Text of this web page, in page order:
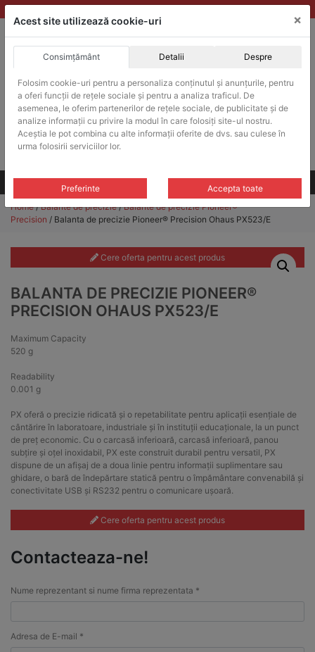
Skip
to
ACHIZITII PUBLICE
Produsele pot fi achizitionate si in sistemul SEAP / SICAP
Products
search
CAUTARE
Toate produsele
Home/Balante de precizie/Balante de precizie Pioneer®
Precision / Balanta de precizie Pioneer® Precision Ohaus PX523/E
Cere oferta pentru acest produs
BALANTA DE PRECIZIE PIONEER®
PRECISION OHAUS PX523/E
Maximum Capacity
520 g
Readability
0.001 g
PX oferă o precizie ridicată și o repetabilitate pentru aplicații esențiale de
cântărire în laboratoare, industriale și în instituții educaționale, la un punct
de preț economic. Cu o carcasă inferioară, carcasă inferioară, panou
subțire și oțel inoxidabil, PX este construit durabil pentru versatil, PX
dispune de un afișaj de a doua linie pentru informații suplimentare sau
ghidare, o bară de îndepărtare statică pentru o împământare convenabilă și
conectivitate USB și RS232 pentru o comunicare ușoară.
Cere oferta pentru acest produs
Contacteaza-ne!
Nume reprezentant si nume firma reprezentata *
Adresa de E-mail *
Acest site utilizează cookie-uri ×
Consimțământ Detalii Despre
Folosim cookie-uri pentru a personaliza conținutul și anunțurile, pentru
a oferi funcții de rețele sociale și pentru a analiza traficul. De
asemenea, le oferim partenerilor de rețele sociale, de publicitate și de
analize informații cu privire la modul în care folosiți site-ul nostru.
Aceștia le pot combina cu alte informații oferite de dvs. sau culese în
urma folosirii serviciilor lor.
Preferinte Accepta toate